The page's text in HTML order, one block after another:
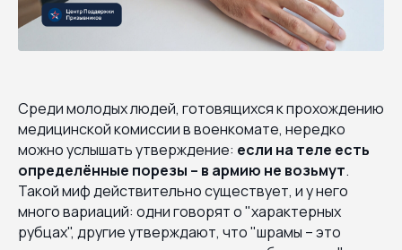
Среди молодых людей, готовящихся к прохождению
медицинской комиссии в военкомате, нередко
можно услышать утверждение: если на теле есть
определённые порезы – в армию не возьмут.
Такой миф действительно существует, и у него
много вариаций: одни говорят о "характерных
рубцах", другие утверждают, что "шрамы – это